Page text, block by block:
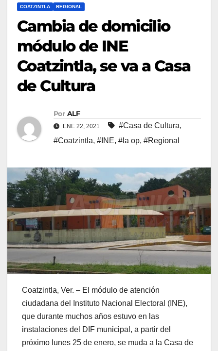
COATZINTLA REGIONAL
Cambia de domicilio
módulo de INE
Coatzintla, se va a Casa
de Cultura
Por ALF
ENE 22, 2021 #Casa de Cultura,
#Coatzintla, #INE, #la op, #Regional
Coatzintla, Ver. – El módulo de atención
ciudadana del Instituto Nacional Electoral (INE),
que durante muchos años estuvo en las
instalaciones del DIF municipal, a partir del
próximo lunes 25 de enero, se muda a la Casa de